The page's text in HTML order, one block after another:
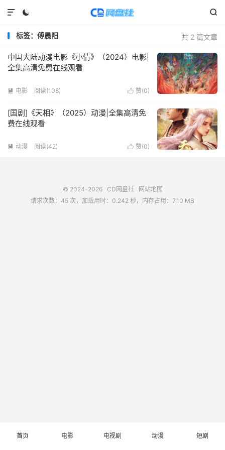
 

共 2 篇文章
标签：傅晨阳
中国大陆动漫电影《小倩》（2024）电影|
全集高清免费在线观看
 赞(0)
 电影 阅读(108)
[国剧]《天相》（2025）动漫|全集高清免
费在线观看
 赞(0)
 动漫 阅读(42)
© 2024-2026 CD网盘社
网站地图
请求次数：45 次，加载用时：0.242 秒，内存占用：7.10 MB
首页 电影 电视剧 动漫 短剧